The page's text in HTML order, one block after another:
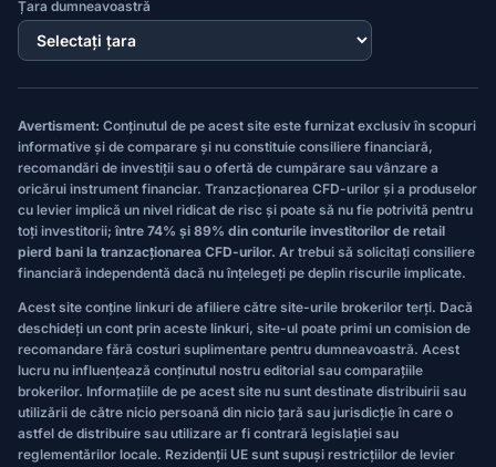
Țara dumneavoastră
Avertisment: Conținutul de pe acest site este furnizat exclusiv în scopuri
informative și de comparare și nu constituie consiliere financiară,
recomandări de investiții sau o ofertă de cumpărare sau vânzare a
oricărui instrument financiar. Tranzacționarea CFD-urilor și a produselor
cu levier implică un nivel ridicat de risc și poate să nu fie potrivită pentru
toți investitorii;între 74% și 89% din conturile investitorilor de retail
pierd bani la tranzacționarea CFD-urilor. Ar trebui să solicitați consiliere
financiară independentă dacă nu înțelegeți pe deplin riscurile implicate.
Acest site conține linkuri de afiliere către site-urile brokerilor terți. Dacă
deschideți un cont prin aceste linkuri, site-ul poate primi un comision de
recomandare fără costuri suplimentare pentru dumneavoastră. Acest
lucru nu influențează conținutul nostru editorial sau comparațiile
brokerilor. Informațiile de pe acest site nu sunt destinate distribuirii sau
utilizării de către nicio persoană din nicio țară sau jurisdicție în care o
astfel de distribuire sau utilizare ar fi contrară legislației sau
reglementărilor locale. Rezidenții UE sunt supuși restricțiilor de levier